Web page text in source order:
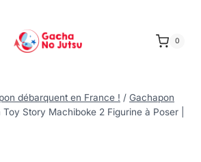
0
débarquent en France ! / Gachapon
Toy Story Machiboke 2 Figurine à Poser |